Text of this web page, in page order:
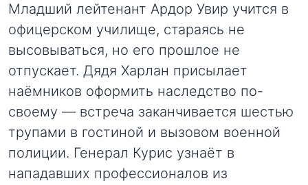
Младший лейтенант Ардор Увир учится в
офицерском училище, стараясь не
высовываться, но его прошлое не
отпускает. Дядя Харлан присылает
наёмников оформить наследство по-
своему — встреча заканчивается шестью
трупами в гостиной и вызовом военной
полиции. Генерал Курис узнаёт в
нападавших профессионалов из